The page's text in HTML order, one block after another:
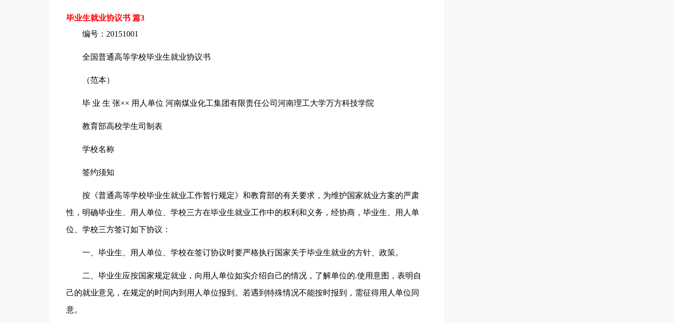
毕业生就业协议书 篇3
编号：20151001
全国普通高等学校毕业生就业协议书
（范本）
毕 业 生 张×× 用人单位 河南煤业化工集团有限责任公司河南理工大学万方科技学院
教育部高校学生司制表
学校名称
签约须知
按《普通高等学校毕业生就业工作暂行规定》和教育部的有关要求，为维护国家就业方案的严肃
性，明确毕业生、用人单位、学校三方在毕业生就业工作中的权利和义务，经协商，毕业生、用人单
位、学校三方签订如下协议：
一、毕业生、用人单位、学校在签订协议时要严格执行国家关于毕业生就业的方针、政策。
二、毕业生应按国家规定就业，向用人单位如实介绍自己的情况，了解单位的.使用意图，表明自
己的就业意见，在规定的时间内到用人单位报到。若遇到特殊情况不能按时报到，需征得用人单位同
意。